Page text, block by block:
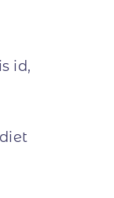
id,